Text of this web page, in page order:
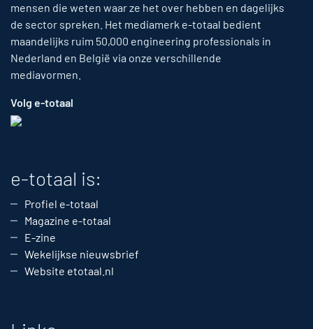
mensen die weten waar ze het over hebben en dagelijks
de sector spreken. Het mediamerk e-totaal bedient
maandelijks ruim 50,000 engineering professionals in
Nederland en België via onze verschillende
mediavormen.
Volg e-totaal
e-totaal is:
Profiel e-totaal
Magazine e-totaal
E-zine
Wekelijkse nieuwsbrief
Website etotaal.nl